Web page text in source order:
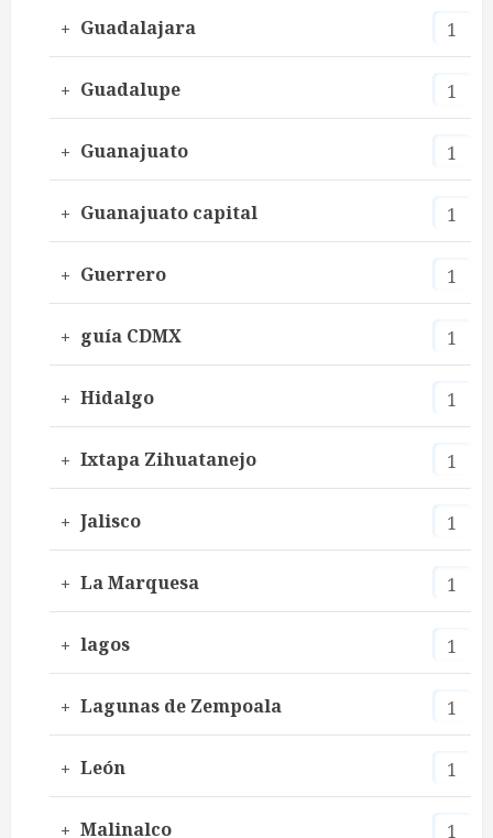
Guadalajara 1
Guadalupe 1
Guanajuato 1
Guanajuato capital 1
Guerrero 1
guía CDMX 1
Hidalgo 1
Ixtapa Zihuatanejo 1
Jalisco 1
La Marquesa 1
lagos 1
Lagunas de Zempoala 1
León 1
Malinalco 1